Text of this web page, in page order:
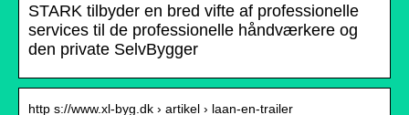
STARK tilbyder en bred vifte af professionelle
services til de professionelle håndværkere og
den private SelvBygger
http s://www.xl-byg.dk › artikel › laan-en-trailer